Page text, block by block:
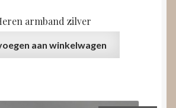
armband zilver
aan winkelwagen